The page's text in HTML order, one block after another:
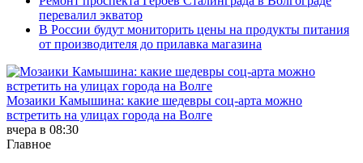
перевалил экватор
В России будут мониторить цены на продукты питания
от производителя до прилавка магазина
Мозаики Камышина: какие шедевры соц-арта можно
встретить на улицах города на Волге
вчера в 08:30
Главное